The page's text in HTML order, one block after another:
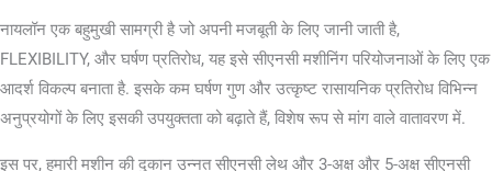
नायलॉन एक बहुमुखी सामग्री है जो अपनी मजबूती के लिए जानी जाती है,
FLEXIBILITY, और घर्षण प्रतिरोध, यह इसे सीएनसी मशीनिंग परियोजनाओं के लिए एक
आदर्श विकल्प बनाता है. इसके कम घर्षण गुण और उत्कृष्ट रासायनिक प्रतिरोध विभिन्न
अनुप्रयोगों के लिए इसकी उपयुक्तता को बढ़ाते हैं, विशेष रूप से मांग वाले वातावरण में.
इस पर, हमारी मशीन की दुकान उन्नत सीएनसी लेथ और 3-अक्ष और 5-अक्ष सीएनसी